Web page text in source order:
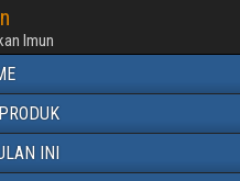
Imun
INI